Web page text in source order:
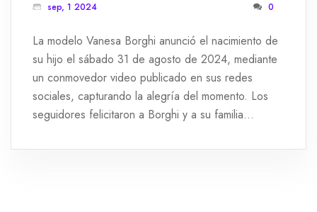
LAS REDES SOCIALES
sep, 1 2024 0
La modelo Vanesa Borghi anunció el nacimiento de
su hijo el sábado 31 de agosto de 2024, mediante
un conmovedor video publicado en sus redes
sociales, capturando la alegría del momento. Los
seguidores felicitaron a Borghi y a su familia